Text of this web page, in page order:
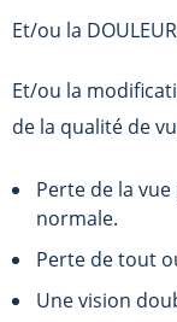
Et/ou la
Et/ou la
de la qualité de
Perte de la
normale.
Perte de tout
Une vision